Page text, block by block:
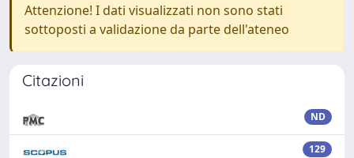
Attenzione! I dati visualizzati non sono stati
sottoposti a validazione da parte dell'ateneo
Citazioni
ND
129